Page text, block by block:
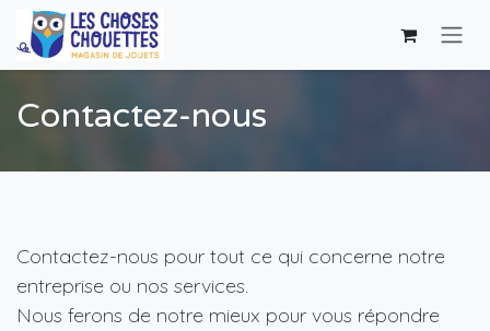
Se rendre au contenu
Contactez-nous
Contactez-nous pour tout ce qui concerne notre
entreprise ou nos services.
Nous ferons de notre mieux pour vous répondre